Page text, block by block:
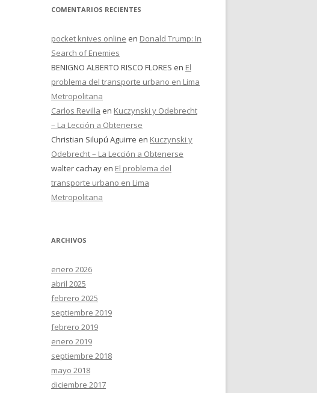
COMENTARIOS RECIENTES
pocket knives online en Donald Trump: In
Search of Enemies
BENIGNO ALBERTO RISCO FLORES en El
problema del transporte urbano en Lima
Metropolitana
Carlos Revilla en Kuczynski y Odebrecht
– La Lección a Obtenerse
Christian Silupú Aguirre en Kuczynski y
Odebrecht – La Lección a Obtenerse
walter cachay en El problema del
transporte urbano en Lima
Metropolitana
ARCHIVOS
enero 2026
abril 2025
febrero 2025
septiembre 2019
febrero 2019
enero 2019
septiembre 2018
mayo 2018
diciembre 2017